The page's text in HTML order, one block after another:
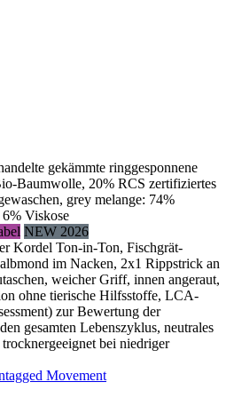
gekämmte ringgesponnene
Baumwolle, 20% RCS zertifiziertes
grey melange: 74%
Viskose
NEW 2026
Kordel Ton-in-Ton, Fischgrät-
im Nacken, 2x1 Rippstrick an
weicher Griff, innen angeraut,
ohne tierische Hilfsstoffe, LCA-
zur Bewertung der
gesamten Lebenszyklus, neutrales
bei niedriger
Movement